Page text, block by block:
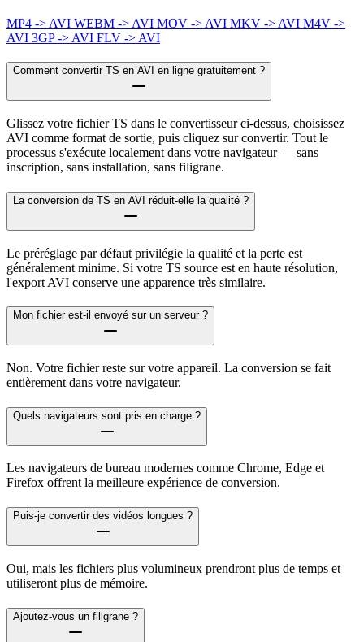
MP4 -> AVI WEBM -> AVI MOV -> AVI MKV -> AVI M4V ->
AVI 3GP -> AVI FLV -> AVI
Comment convertir TS en AVI en ligne gratuitement ?
Glissez votre fichier TS dans le convertisseur ci-dessus, choisissez
AVI comme format de sortie, puis cliquez sur convertir. Tout le
processus s'exécute localement dans votre navigateur — sans
inscription, sans installation, sans filigrane.
La conversion de TS en AVI réduit-elle la qualité ?
Le préréglage par défaut privilégie la qualité et la perte est
généralement minime. Si votre TS source est en haute résolution,
l'export AVI conserve une apparence très similaire.
Mon fichier est-il envoyé sur un serveur ?
Non. Votre fichier reste sur votre appareil. La conversion se fait
entièrement dans votre navigateur.
Quels navigateurs sont pris en charge ?
Les navigateurs de bureau modernes comme Chrome, Edge et
Firefox offrent la meilleure expérience de conversion.
Puis-je convertir des vidéos longues ?
Oui, mais les fichiers plus volumineux prendront plus de temps et
utiliseront plus de mémoire.
Ajoutez-vous un filigrane ?